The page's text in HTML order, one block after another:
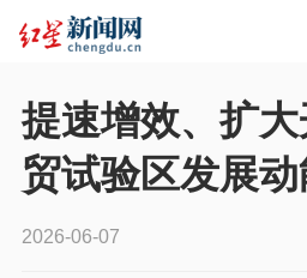
提速增效、扩
贸试验区发展
2026-06-07